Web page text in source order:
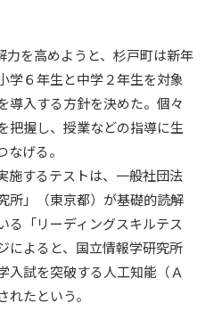
を高めようと、杉戸町は新年
学６年生と中学２年生を対象
導入する方針を決めた。個々
把握し、授業などの指導に生
げる。
施するテストは、⼀般社団法
所」（東京都）が基礎的読解
る「リーディングスキルテス
によると、国⽴情報学研究所
⼊試を突破する⼈⼯知能（Ａ
れたという。